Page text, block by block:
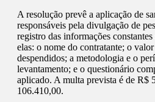
A resolução prevê a aplicação de
responsáveis pela divulgação de
registro das informações
elas: o nome do contratante; o
despendidos; a metodologia e o
levantamento; e o questionário
aplicado. A multa prevista é de R$
106.410,00.